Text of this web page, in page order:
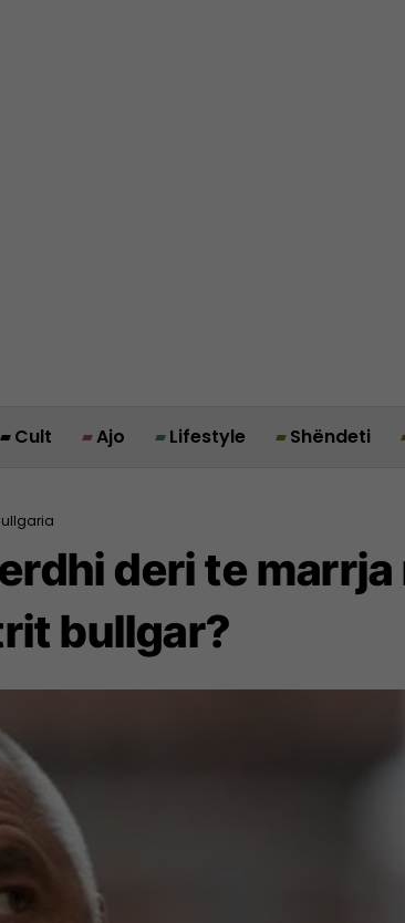
Cult Ajo Lifestyle Shëndeti
deri te marrja
bullgar?